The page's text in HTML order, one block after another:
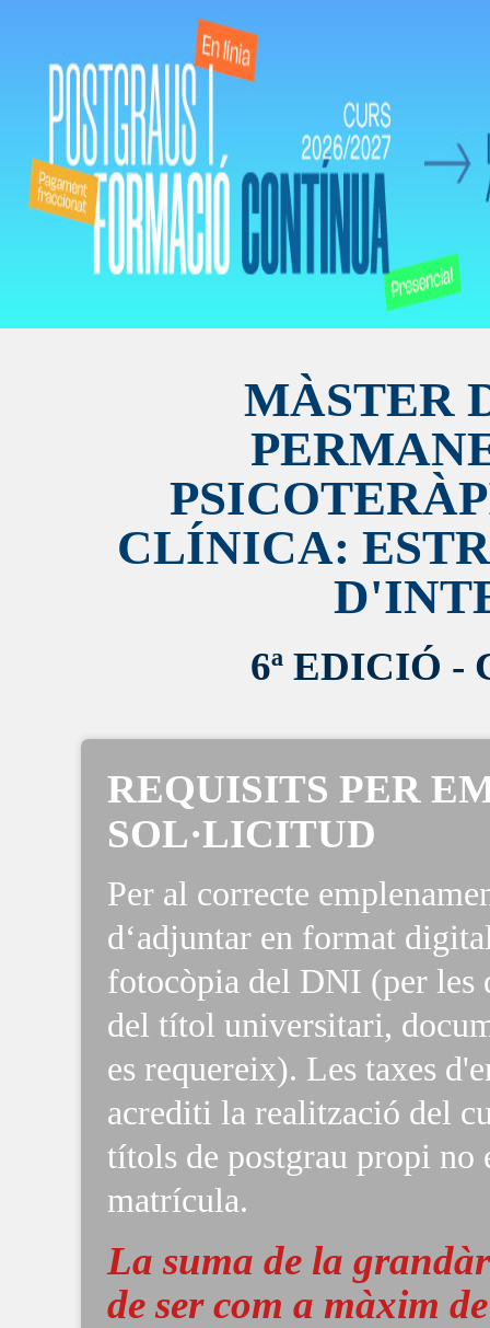
MÀSTER
CLÍNICA:
6ª EDICIÓ -
REQUISITS PER
SOL·LICITUD
Per al correcte
d‘adjuntar en format
fotocòpia del DNI (per les
del títol universitari,
es requereix). Les taxes
acrediti la realització del
títols de postgrau propi no
matrícula.
La suma de la
de ser com a màxim